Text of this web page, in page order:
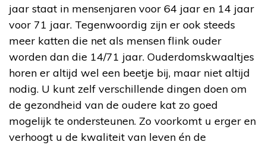
jaar staat in mensenjaren voor 64 jaar en 14 jaar
voor 71 jaar. Tegenwoordig zijn er ook steeds
meer katten die net als mensen flink ouder
worden dan die 14/71 jaar. Ouderdomskwaaltjes
horen er altijd wel een beetje bij, maar niet altijd
nodig. U kunt zelf verschillende dingen doen om
de gezondheid van de oudere kat zo goed
mogelijk te ondersteunen. Zo voorkomt u erger en
verhoogt u de kwaliteit van leven én de